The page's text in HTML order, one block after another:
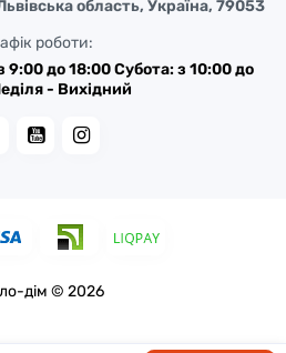
область, Україна, 79053
роботи:
9:00 до 18:00 Субота: з 10:00 до
- Вихідний
дім © 2026